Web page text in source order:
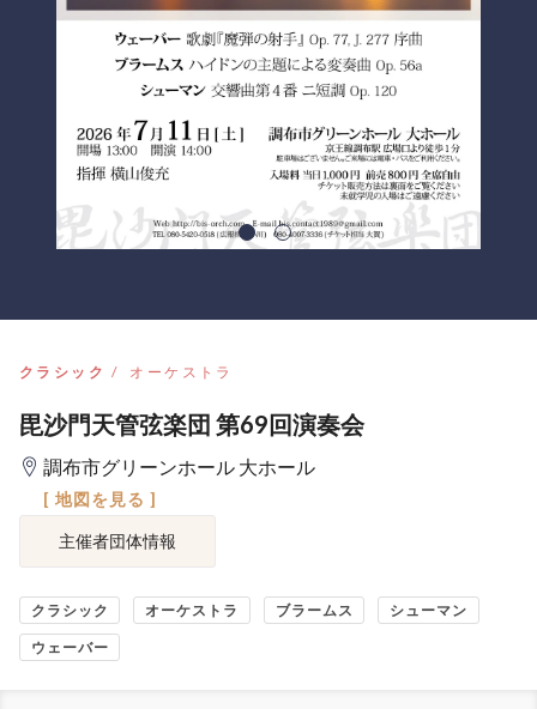
クラシック オーケストラ
毘沙門天管弦楽団 第69回演奏会
調布市グリーンホール 大ホール
[ 地図を見る ]
主催者団体情報
クラシック オーケストラ ブラームス シューマン
ウェーバー